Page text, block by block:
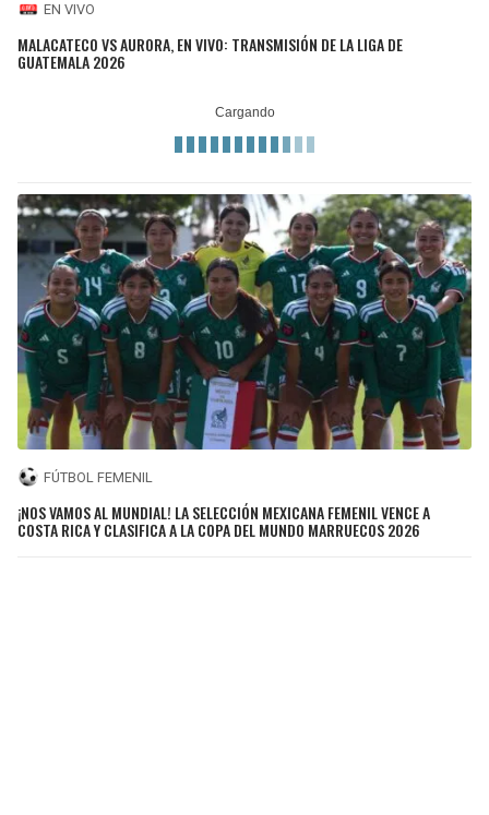
EN VIVO
MALACATECO VS AURORA, EN VIVO: TRANSMISIÓN DE LA LIGA DE
GUATEMALA 2026
FÚTBOL FEMENIL
¡NOS VAMOS AL MUNDIAL! LA SELECCIÓN MEXICANA FEMENIL VENCE A
COSTA RICA Y CLASIFICA A LA COPA DEL MUNDO MARRUECOS 2026